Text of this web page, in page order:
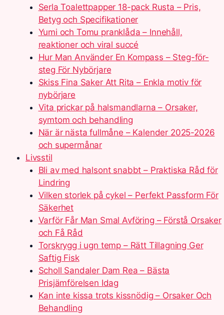
Serla Toalettpapper 18-pack Rusta – Pris,
Betyg och Specifikationer
Yumi och Tomu pranklåda – Innehåll,
reaktioner och viral succé
Hur Man Använder En Kompass – Steg-för-
steg För Nybörjare
Skiss Fina Saker Att Rita – Enkla motiv för
nybörjare
Vita prickar på halsmandlarna – Orsaker,
symtom och behandling
När är nästa fullmåne – Kalender 2025-2026
och supermånar
Livsstil
Bli av med halsont snabbt – Praktiska Råd för
Lindring
Vilken storlek på cykel – Perfekt Passform För
Säkerhet
Varför Får Man Smal Avföring – Förstå Orsaker
och Få Råd
Torskrygg i ugn temp – Rätt Tillagning Ger
Saftig Fisk
Scholl Sandaler Dam Rea – Bästa
Prisjämförelsen Idag
Kan inte kissa trots kissnödig – Orsaker Och
Behandling